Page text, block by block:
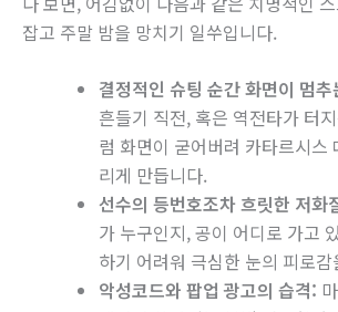
잡고 주말 밤을 망치기 일쑤입니다.
결정적인 슈팅 순간 화면이 멈
흔들기 직전, 혹은 역전타가 터
럼 화면이 굳어버려 카타르시스
리게 만듭니다.
선수의 등번호조차 흐릿한 저화
가 누구인지, 공이 어디로 가고
하기 어려워 극심한 눈의 피로
악성코드와 팝업 광고의 습격: